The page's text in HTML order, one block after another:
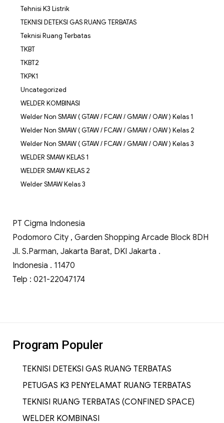
Tehnisi K3 Listrik
TEKNISI DETEKSI GAS RUANG TERBATAS
Teknisi Ruang Terbatas
TKBT
TKBT2
TKPK1
Uncategorized
WELDER KOMBINASI
Welder Non SMAW ( GTAW / FCAW / GMAW / OAW ) Kelas 1
Welder Non SMAW ( GTAW / FCAW / GMAW / OAW ) Kelas 2
Welder Non SMAW ( GTAW / FCAW / GMAW / OAW ) Kelas 3
WELDER SMAW KELAS 1
WELDER SMAW KELAS 2
Welder SMAW Kelas 3
PT Cigma Indonesia
Podomoro City , Garden Shopping Arcade Block 8DH
Jl. S.Parman, Jakarta Barat, DKI Jakarta .
Indonesia . 11470
Telp : 021-22047174
Program Populer
TEKNISI DETEKSI GAS RUANG TERBATAS
PETUGAS K3 PENYELAMAT RUANG TERBATAS
TEKNISI RUANG TERBATAS (CONFINED SPACE)
WELDER KOMBINASI